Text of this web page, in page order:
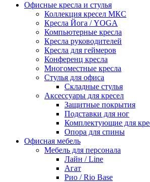
Офисные кресла и стулья
Коллекция кресел МКС
Кресла Йога / YOGA
Компьютерные кресла
Кресла руководителей
Кресла для геймеров
Конференц кресла
Многоместные кресла
Стулья для офиса
Складные стулья
Аксессуары для кресел
Защитные покрытия
Подставки для ног
Комплектующие для
Опора для спины
Офисная мебель
Мебель для персонала
Лайн / Line
Агат
Рио / Rio Base